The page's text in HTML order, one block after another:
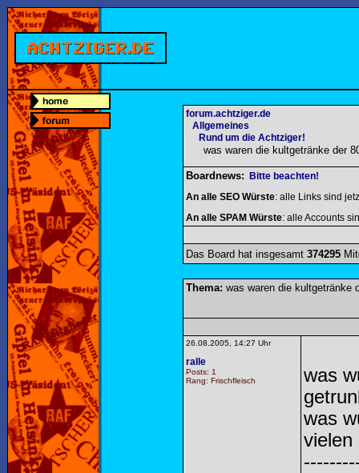
forum.achtziger.de
Allgemeines
Rund um die Achtziger!
was waren die kultgetränke der
Boardnews:
Bitte beachten!
An alle SEO Würste: alle Links sind
An alle SPAM Würste: alle Accounts
Das Board hat insgesamt 374295
Thema: was waren die kultgetränke
26.08.2005, 14:27 Uhr
ralle
Posts: 1
Rang: Frischfleisch
was
was
vielen